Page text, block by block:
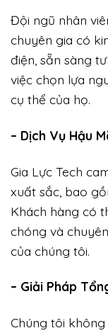
Đội ngũ nhân
chuyên gia có
điện, sẵn sàng
việc chọn lựa
cụ thể của họ.
– Dịch Vụ Hậu
Gia Lực Tech
xuất sắc, bao
Khách hàng có
chóng và
của chúng tôi.
– Giải Pháp
Chúng tôi